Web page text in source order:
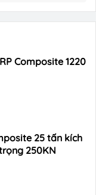
Composite 1220
25 tấn kích
250KN